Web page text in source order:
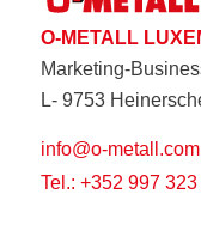
O-METALL
Marketing-
L- 9753
info@o-metall.com
Tel.: +352 997 323